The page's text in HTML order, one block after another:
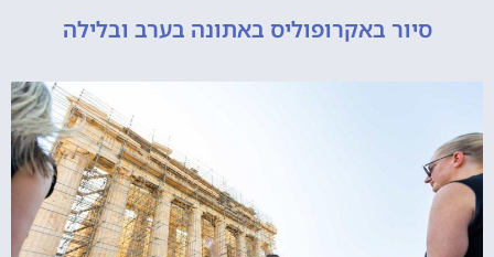
באקרופוליס באתונה בערב ובלילה